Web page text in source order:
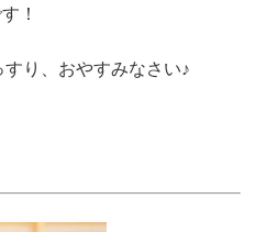
！
り、おやすみなさい♪